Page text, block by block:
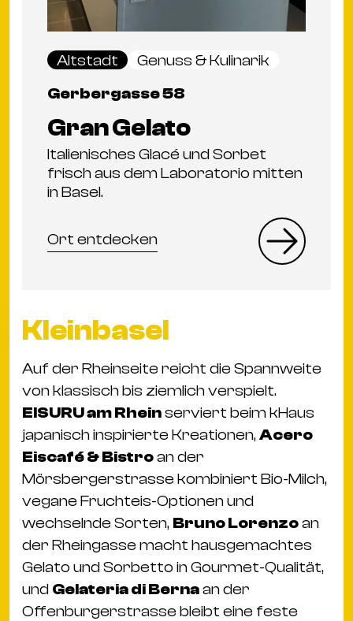
Altstadt
Genuss & Kulinarik
Gerbergasse 58
Gran Gelato
Italienisches Glacé und Sorbet
frisch aus dem Laboratorio mitten
in Basel.
Ort entdecken
Kleinbasel
Auf der Rheinseite reicht die Spannweite
von klassisch bis ziemlich verspielt.
EISURU am Rheinserviert beim kHaus
japanisch inspirierte Kreationen,Acero
Eiscafé & Bistroan der
Mörsbergerstrasse kombiniert Bio-Milch,
vegane Fruchteis-Optionen und
wechselnde Sorten, Bruno Lorenzoan
der Rheingasse macht hausgemachtes
Gelato und Sorbetto in Gourmet-Qualität,
und Gelateria di Bernaan der
Offenburgerstrasse bleibt eine feste